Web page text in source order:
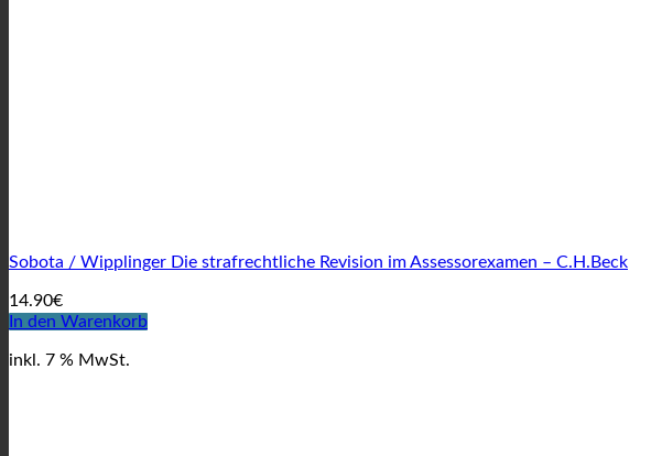
Sobota / Wipplinger Die strafrechtliche Revision im Assessorexamen – C.H.Beck
14.90€
In den Warenkorb
inkl. 7 % MwSt.